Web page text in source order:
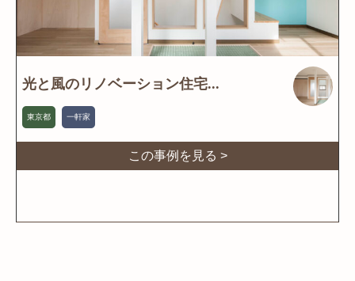
光と風のリノベーション住宅...
東京都 一軒家
この事例を見る >